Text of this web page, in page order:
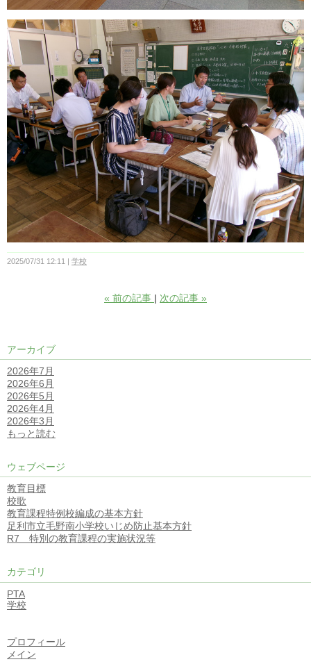
2025/07/31 12:11 学校
« 前の記事 次の記事 »
アーカイブ
2026年7月
2026年6月
2026年5月
2026年4月
2026年3月
もっと読む
ウェブページ
教育目標
校歌
教育課程特例校編成の基本方針
足利市立毛野南小学校いじめ防止基本方針
R7 特別の教育課程の実施状況等
カテゴリ
PTA
学校
プロフィール
メイン